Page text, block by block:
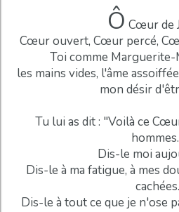
Ô Cœur de
Cœur ouvert, Cœur percé,
Toi comme Marguerite-
les mains vides, l'âme
mon désir
Tu lui as dit : "Voilà ce
Dis-le moi
Dis-le à ma fatigue, à mes
cachées.
Dis-le à tout ce que je n'ose